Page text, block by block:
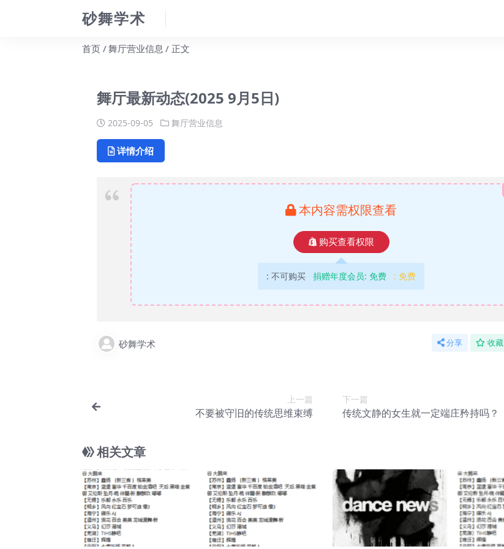
砂舞学术
首页 舞厅营业信息 正文
舞厅最新动态(2025 9月5日)
2025-09-05 舞厅营业信息
详情介绍
本内容需权限查看
购买查看权限
: 不可购买 捐赠年度会员: 免费 : 免费
砂舞学术 分享 收藏
上一篇
不要被守旧的传统思维束缚
下一篇
传统文静的女生就一定端庄矜持吗？
相关文章